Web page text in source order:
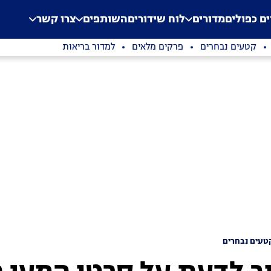
Application error: a
. כפוליםמדורים לוח שידוריםהשותפים צרו קשר
קטעים נבחרים פרקים מלאים למדור בריאות
נבחרים